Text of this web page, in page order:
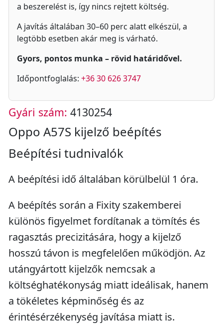
a beszerelést is, így nincs rejtett költség.
A javítás általában 30–60 perc alatt elkészül, a
legtöbb esetben akár meg is várható.
Gyors, pontos munka – rövid határidővel.
Időpontfoglalás: +36 30 626 3747
Gyári szám: 4130254
Oppo A57S kijelző beépítés
Beépítési tudnivalók
A beépítési idő általában körülbelül 1 óra.
A beépítés során a Fixity szakemberei
különös figyelmet fordítanak a tömítés és
ragasztás precizitására, hogy a kijelző
hosszú távon is megfelelően működjön. Az
utángyártott kijelzők nemcsak a
költséghatékonyság miatt ideálisak, hanem
a tökéletes képminőség és az
érintésérzékenység javítása miatt is.